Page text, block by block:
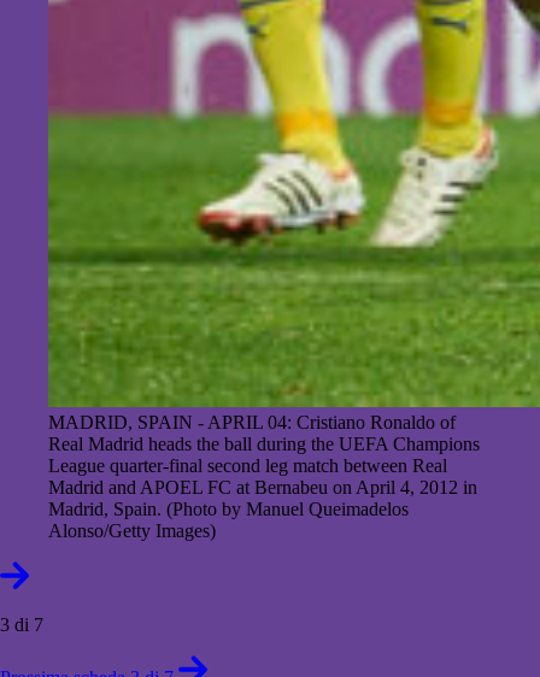
MADRID, SPAIN - APRIL 04: Cristiano Ronaldo of
Real Madrid heads the ball during the UEFA Champions
League quarter-final second leg match between Real
Madrid and APOEL FC at Bernabeu on April 4, 2012 in
Madrid, Spain. (Photo by Manuel Queimadelos
Alonso/Getty Images)
3 di 7